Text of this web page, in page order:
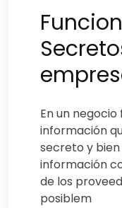
En un
información
secreto y
información
de los
posiblem